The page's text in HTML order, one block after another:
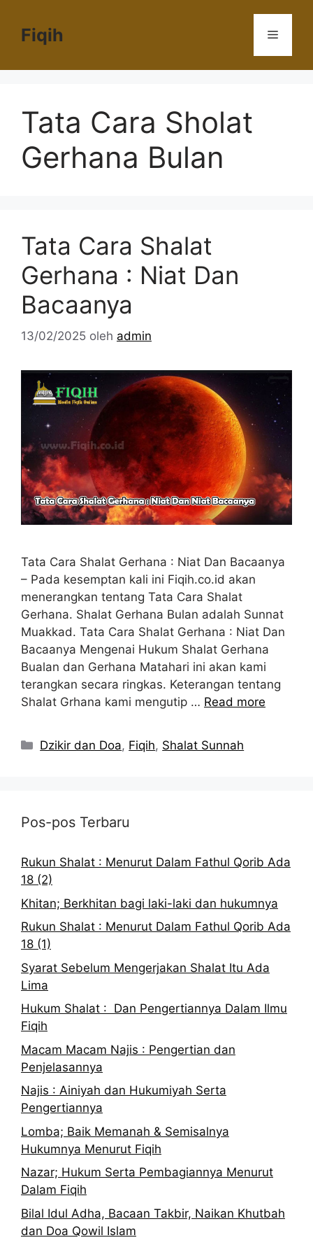
Fiqih Menu
Tata Cara Sholat
Gerhana Bulan
Tata Cara Shalat
Gerhana : Niat Dan
Bacaanya
13/02/2025 oleh admin
Tata Cara Shalat Gerhana : Niat Dan Bacaanya
– Pada kesemptan kali ini Fiqih.co.id akan
menerangkan tentang Tata Cara Shalat
Gerhana. Shalat Gerhana Bulan adalah Sunnat
Muakkad. Tata Cara Shalat Gerhana : Niat Dan
Bacaanya Mengenai Hukum Shalat Gerhana
Bualan dan Gerhana Matahari ini akan kami
terangkan secara ringkas. Keterangan tentang
Shalat Grhana kami mengutip … Read more
Kategori
Dzikir dan Doa, Fiqih, Shalat Sunnah
Pos-pos Terbaru
Rukun Shalat : Menurut Dalam Fathul Qorib Ada
18 (2)
Khitan; Berkhitan bagi laki-laki dan hukumnya
Rukun Shalat : Menurut Dalam Fathul Qorib Ada
18 (1)
Syarat Sebelum Mengerjakan Shalat Itu Ada
Lima
Hukum Shalat : Dan Pengertiannya Dalam Ilmu
Fiqih
Macam Macam Najis : Pengertian dan
Penjelasannya
Najis : Ainiyah dan Hukumiyah Serta
Pengertiannya
Lomba; Baik Memanah & Semisalnya
Hukumnya Menurut Fiqih
Nazar; Hukum Serta Pembagiannya Menurut
Dalam Fiqih
Bilal Idul Adha, Bacaan Takbir, Naikan Khutbah
dan Doa Qowil Islam